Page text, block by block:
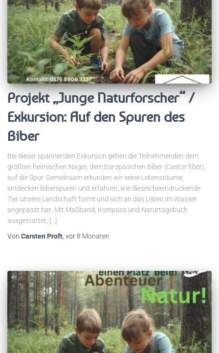
Projekt „Junge Naturforscher“ /
Exkursion: Auf den Spuren des
Biber
Bei dieser spannenden Exkursion gehen die Teilnehmenden dem
größten heimischen Nager, dem Europäischen Biber (Castor fiber),
auf die Spur. Gemeinsam erkunden wir seine Lebensräume,
entdecken Biberspuren und erfahren, wie dieses beeindruckende
Tier unsere Landschaft formt und sich an das Leben im Wasser
angepasst hat. Mit Maßband, Kompass und Naturtagebuch
ausgestattet, […]
Von Carsten Proft , vor8 Monaten